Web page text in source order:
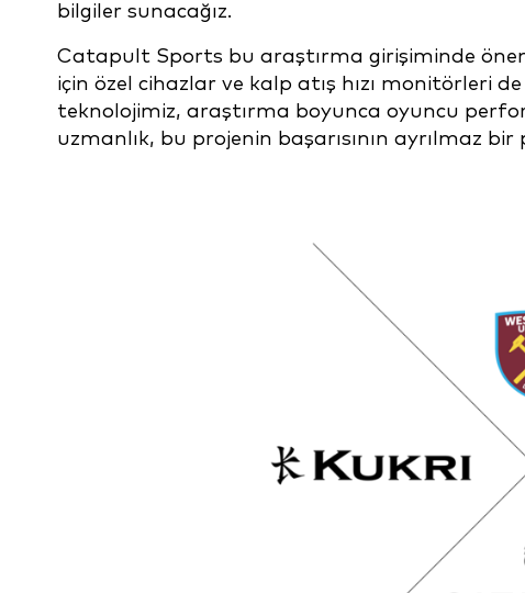
bilgiler sunacağız.
Catapult Sports bu araştırma girişiminde
için özel cihazlar ve kalp atış hızı monitörleri
teknolojimiz, araştırma boyunca oyuncu
uzmanlık, bu projenin başarısının ayrılmaz bir